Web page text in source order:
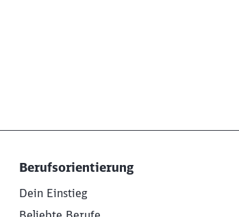
Berufsorientierung
Dein Einstieg